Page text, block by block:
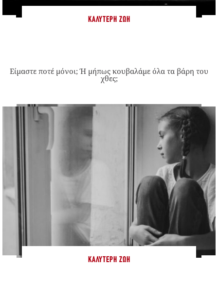
ΚΑΛΎΤΕΡΗ ΖΩΉ
Είμαστε ποτέ μόνοι; Ή μήπως κουβαλάμε όλα τα βάρη του
χθες;
ΚΑΛΎΤΕΡΗ ΖΩΉ